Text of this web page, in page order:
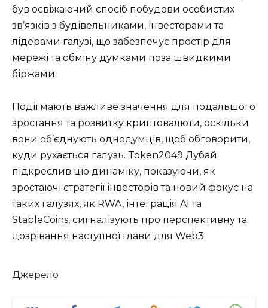
був освіжаючий спосіб побудови особистих
зв’язків з будівельниками, інвесторами та
лідерами галузі, що забезпечує простір для
мережі та обміну думками поза швидкими
біржами.
Події мають важливе значення для подальшого
зростання та розвитку криптовалюти, оскільки
вони об’єднують однодумців, щоб обговорити,
куди рухається галузь. Token2049 Дубай
підкреслив цю динаміку, показуючи, як
зростаючі стратегії інвесторів та новий фокус на
таких галузях, як RWA, інтеграція AI та
StableCoins, сигналізують про перспективну та
дозрівання наступної глави для Web3.
Джерело